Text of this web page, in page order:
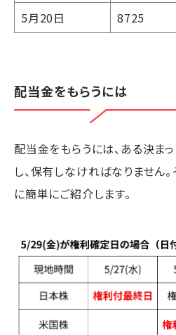
5月20日
8725
配当金をもらうには
配当金をもらうには、ある決ま
し、保有しなければなりません
に簡単にご紹介します。